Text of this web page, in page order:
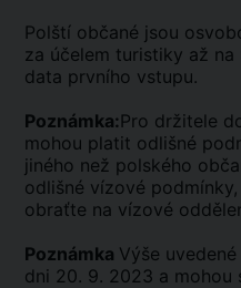
Polští občané jsou
za účelem turistiky až
data prvního vstupu.
Poznámka: Pro držitele
mohou platit odlišné
jiného než polského
odlišné vízové
obraťte na vízové
Poznámka Výše
dni 20. 9. 2023 a mohou